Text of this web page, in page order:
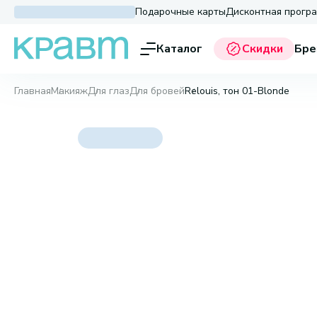
Подарочные картыДисконтная
Каталог Скидки
ГлавнаяМакияжДля глазДля бровейRelouis, тон 01-Blonde